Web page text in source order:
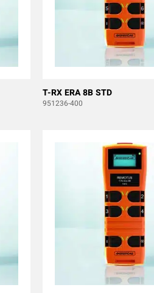
T-RX ERA 8B STD
951236-400